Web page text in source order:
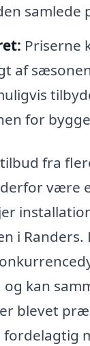
samlede
Priserne
af
for
fra
være
i Randers.
kan
blevet